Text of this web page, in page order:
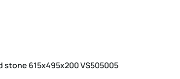
stone 615х495х200 VS505005